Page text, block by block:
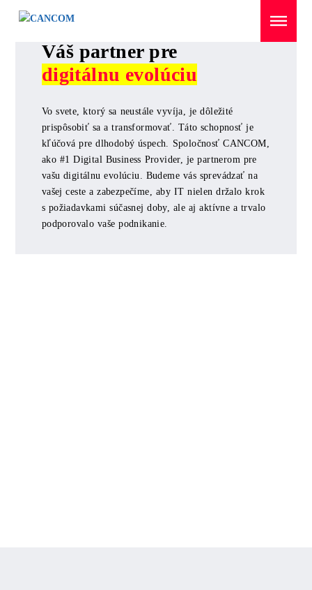
Menü überspringen
Váš partner pre
digitálnu evolúciu
Vo svete, ktorý sa neustále vyvíja, je dôležité
prispôsobiť sa a transformovať. Táto schopnosť je
kľúčová pre dlhodobý úspech. Spoločnosť CANCOM,
ako #1 Digital Business Provider, je partnerom pre
vašu digitálnu evolúciu. Budeme vás sprevádzať na
vašej ceste a zabezpečíme, aby IT nielen držalo krok
s požiadavkami súčasnej doby, ale aj aktívne a trvalo
podporovalo vaše podnikanie.